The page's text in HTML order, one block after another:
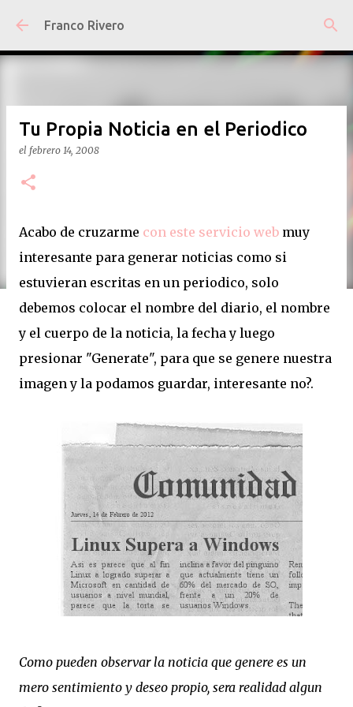
Ir al contenido principal
Franco Rivero
Tu Propia Noticia en el Periodico
el febrero 14, 2008
Acabo de cruzarme con este servicio web muy
interesante para generar noticias como si
estuvieran escritas en un periodico, solo
debemos colocar el nombre del diario, el nombre
y el cuerpo de la noticia, la fecha y luego
presionar "Generate", para que se genere nuestra
imagen y la podamos guardar, interesante no?.
Como pueden observar la noticia que genere es un
mero sentimiento y deseo propio, sera realidad algun